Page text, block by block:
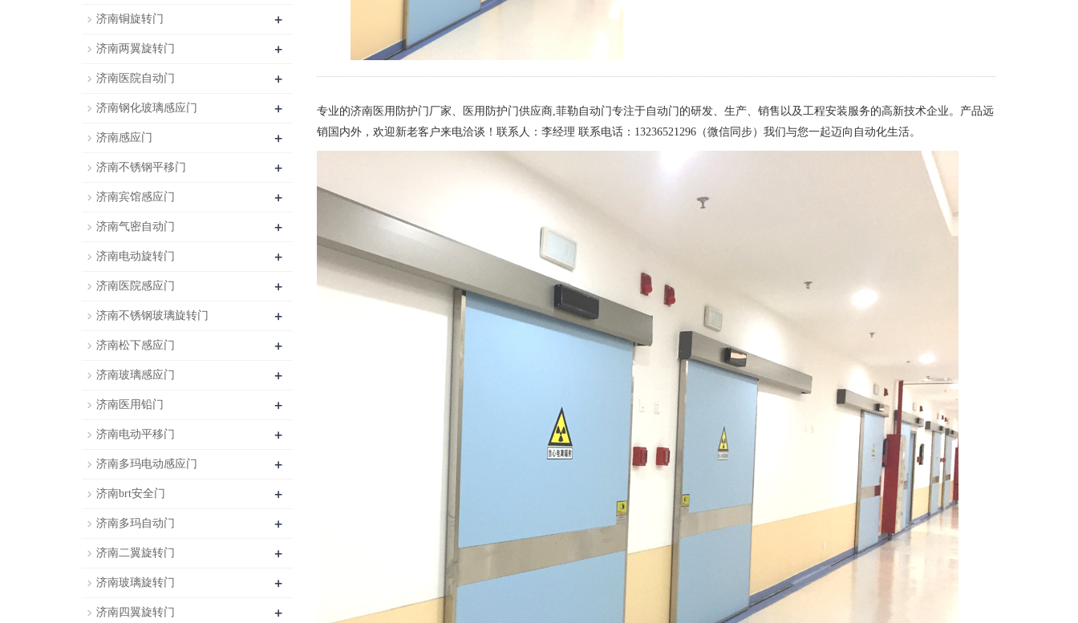
专业的济南医用防护门厂家、医用防护门供应商,菲勒自动门专注于自动门的研发、生产、销售以及工程安装服务的高新技术企业。产品远
销国内外，欢迎新老客户来电洽谈！联系人：李经理 联系电话：13236521296（微信同步）我们与您一起迈向自动化生活。
济南铜旋转门 +
济南两翼旋转门 +
济南医院自动门 +
济南钢化玻璃感应门 +
济南感应门 +
济南不锈钢平移门 +
济南宾馆感应门 +
济南气密自动门 +
济南电动旋转门 +
济南医院感应门 +
济南不锈钢玻璃旋转门 +
济南松下感应门 +
济南玻璃感应门 +
济南医用铅门 +
济南电动平移门 +
济南多玛电动感应门 +
济南brt安全门 +
济南多玛自动门 +
济南二翼旋转门 +
济南玻璃旋转门 +
济南四翼旋转门 +